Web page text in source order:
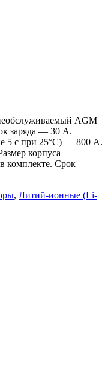
AGM
заряда — 30 А.
5 с при 25°С) — 800 А.
корпуса —
комплекте. Срок
, Литий-ионные (Li-